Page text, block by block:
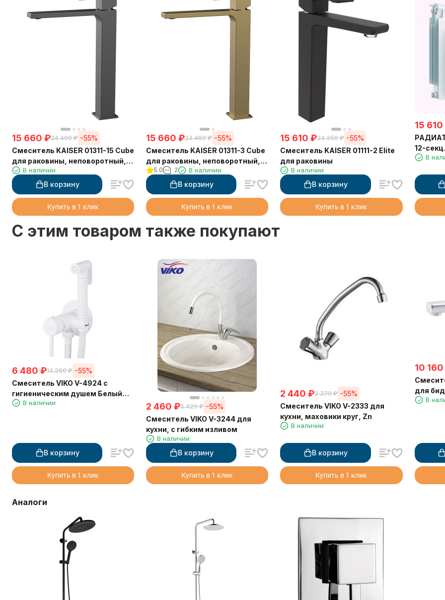
15 660 ₽34 460 ₽ -55%
Смеситель KAISER 01311-15 Cube
для раковины, неповоротный,
воронёная сталь
В наличии
В корзину
Купить в 1 клик
15 660 ₽34 460 ₽ -55%
Смеситель KAISER 01311-3 Cube
для раковины, неповоротный,
шлифованное золото
5.0 2 В наличии
В корзину
Купить в 1 клик
15 610 ₽34 350 ₽ -55%
Смеситель KAISER 01111-2 Elite
для раковины
В наличии
В корзину
Купить в 1 клик
15 610
12-
В
C этим товаром также покупают
6 480 ₽14 260 ₽ -55%
Смеситель VIKO V-4924 с
гигиеническим душем Белый
(латунь)
В наличии
В корзину
Купить в 1 клик
2 460 ₽5 420 ₽ -55%
Смеситель VIKO V-3244 для
кухни, с гибким изливом
В наличии
В корзину
Купить в 1 клик
2 440 ₽5 370 ₽ -55%
Смеситель VIKO V-2333 для
кухни, маховики круг, Zn
В наличии
В корзину
Купить в 1 клик
10 160
для
В
Аналоги